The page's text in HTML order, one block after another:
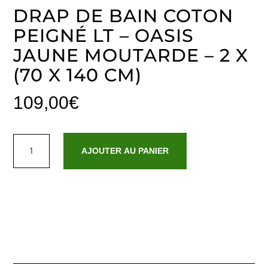
DRAP DE BAIN COTON
PEIGNÉ LT – OASIS
JAUNE MOUTARDE – 2 X
(70 X 140 CM)
109,00€
x
AJOUTER AU PANIER